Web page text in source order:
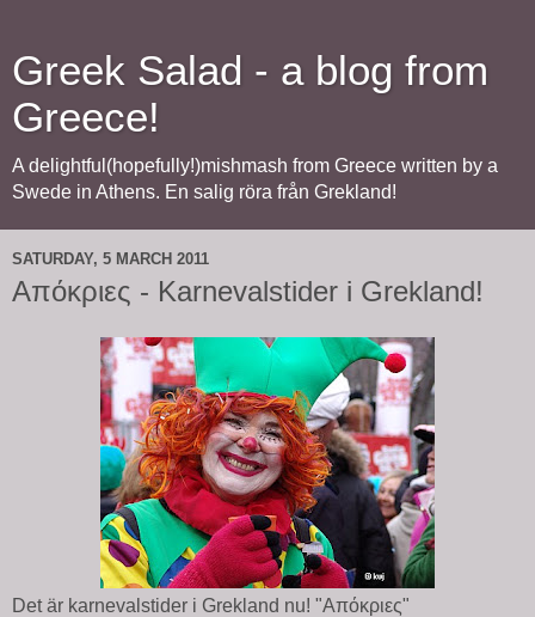
Greek Salad - a blog from
Greece!
A delightful(hopefully!)mishmash from Greece written by a
Swede in Athens. En salig röra från Grekland!
SATURDAY, 5 MARCH 2011
Απόκριες - Karnevalstider i Grekland!
Det är karnevalstider i Grekland nu! "Απόκριες"